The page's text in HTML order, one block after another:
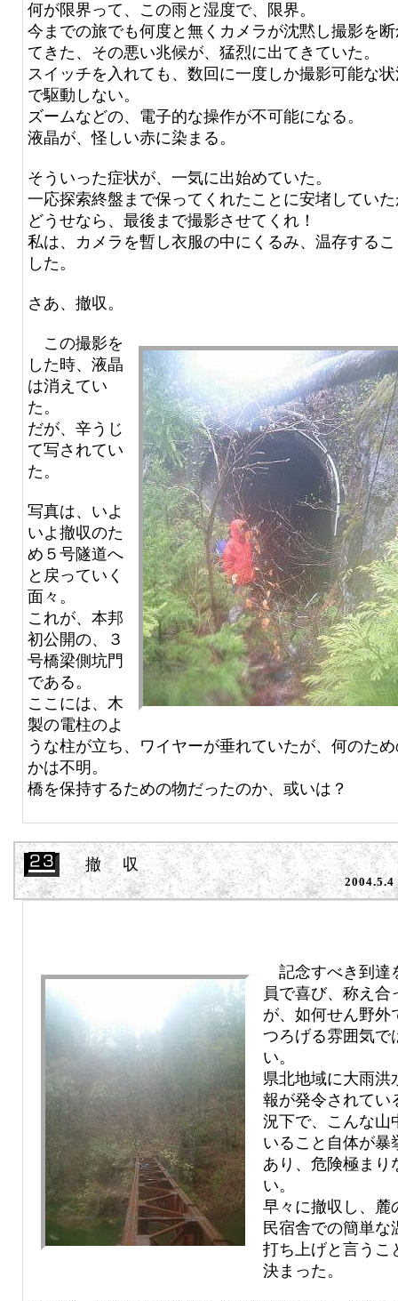
何が限界って、この雨と湿度で、限界。
今までの旅でも何度と無くカメラが沈黙し撮影を
てきた、その悪い兆候が、猛烈に出てきていた。
スイッチを入れても、数回に一度しか撮影可能な
で駆動しない。
ズームなどの、電子的な操作が不可能になる。
液晶が、怪しい赤に染まる。
そういった症状が、一気に出始めていた。
一応探索終盤まで保ってくれたことに安堵してい
どうせなら、最後まで撮影させてくれ！
私は、カメラを暫し衣服の中にくるみ、温存する
した。
さあ、撤収。
この撮影を
した時、液晶
は消えてい
た。
だが、辛うじ
て写されてい
た。
写真は、いよ
いよ撤収のた
め５号隧道へ
と戻っていく
面々。
これが、本邦
初公開の、３
号橋梁側坑門
である。
ここには、木
製の電柱のよ
うな柱が立ち、ワイヤーが垂れていたが、何のた
かは不明。
橋を保持するための物だったのか、或いは？
撤 収
2004.5.4
記念すべき到達
員で喜び、称え合
が、如何せん野外
つろげる雰囲気で
い。
県北地域に大雨洪
報が発令されてい
況下で、こんな山
いること自体が暴
あり、危険極まり
い。
早々に撤収し、麓
民宿舎での簡単な
打ち上げと言うこ
決まった。